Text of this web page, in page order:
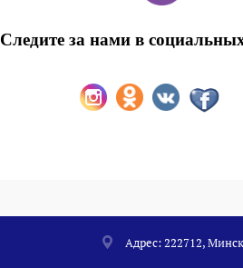
Следите за нами в
Адрес: 222712,